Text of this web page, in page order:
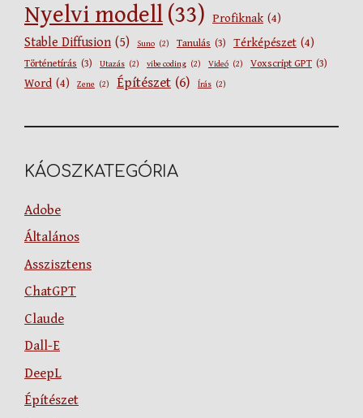
Nyelvi modell (33) Profiknak (4)
Stable Diffusion (5) Suno (2) Tanulás (3) Térképészet (4)
Történetírás (3) Utazás (2) vibe coding (2) Videó (2) Voxscript GPT (3)
Word (4) Zene (2) Építészet (6) Írás (2)
KÁOSZKATEGÓRIA
Adobe
Általános
Asszisztens
ChatGPT
Claude
Dall-E
DeepL
Építészet